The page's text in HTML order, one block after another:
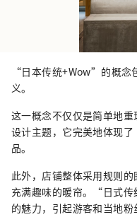
“日本传统+Wow”的概念
义。
这一概念不仅仅是简单地
设计主题，它完美地体现
品。
此外，店铺整体采用规则
充满趣味的暖帘。“日式
的魅力，引起游客和当地粉